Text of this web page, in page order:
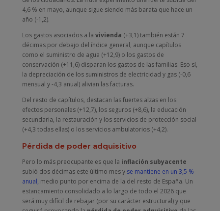
4,6 % en mayo, aunque sigue siendo más barata que hace un
año (-1,2).
Los gastos asociados a la vivienda (+3,1) también están 7
décimas por debajo del índice general, aunque capítulos
como el suministro de agua (+12,9) o los gastos de
conservación (+11,6) disparan los gastos de las familias. Eso sí,
la depreciación de los suministros de electricidad y gas (-0,6
mensual y -4,3 anual) alivian las facturas.
Del resto de capítulos, destacan las fuertes alzas en los
efectos personales (+12,7), los seguros (+8,6), la educación
secundaria, la restauración y los servicios de protección social
(+4,3 todas ellas) o los servicios ambulatorios (+4,2).
Pérdida de poder adquisitivo
Pero lo más preocupante es que la inflación subyacente
subió dos décimas este último mes yse mantiene en un 3,5 %
anual, medio punto por encima de la del resto de España. Un
estancamiento consolidado a lo largo de todo el 2026 que
será muy difícil de rebajar (por su carácter estructural) y que